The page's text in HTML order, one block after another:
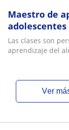
Maestro de
Las clases son
aprendizaje del
ver